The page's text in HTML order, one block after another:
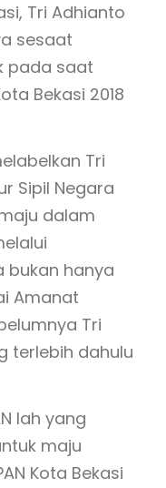
Tri Adhianto
sesaat
pada saat
Bekasi 2018
Tri
Sipil Negara
dalam
bukan hanya
Amanat
Tri
terlebih dahulu
lah yang
maju
Kota Bekasi